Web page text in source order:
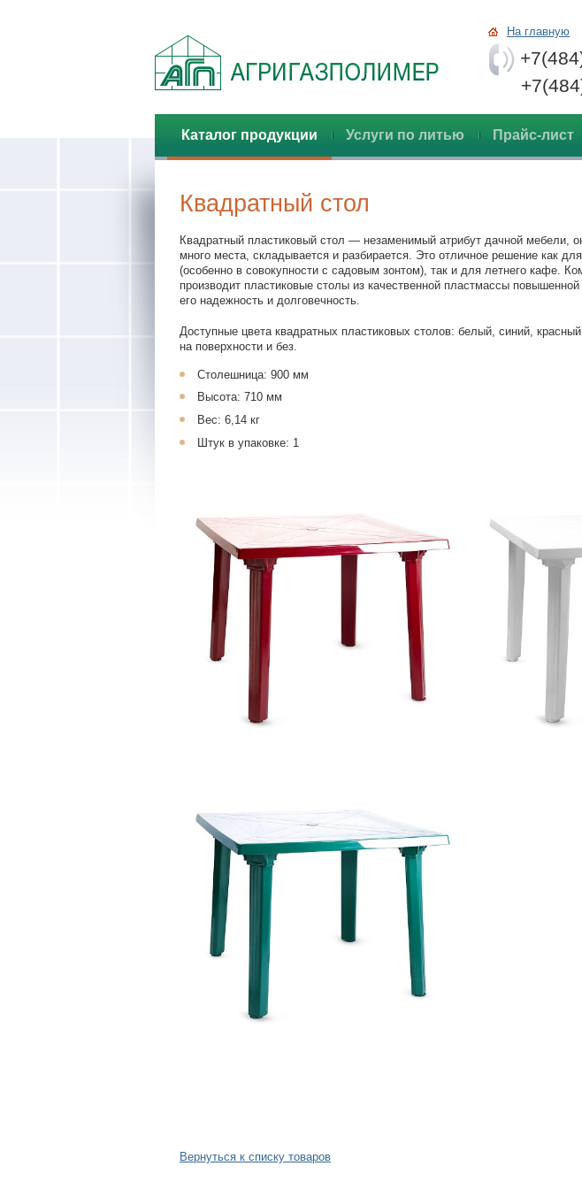
На главную
+7(484)
Каталог продукции Услуги по литью Прайс-лист
Квадратный стол
Квадратный пластиковый стол — незаменимый атрибут дачной мебели,
много места, складывается и разбирается. Это отличное решение как
(особенно в совокупности с садовым зонтом), так и для летнего кафе.
производит пластиковые столы из качественной пластмассы повышенной
его надежность и долговечность.
Доступные цвета квадратных пластиковых столов: белый, синий,
на поверхности и без.
Столешница: 900 мм
Высота: 710 мм
Вес: 6,14 кг
Штук в упаковке: 1
Вернуться к списку товаров